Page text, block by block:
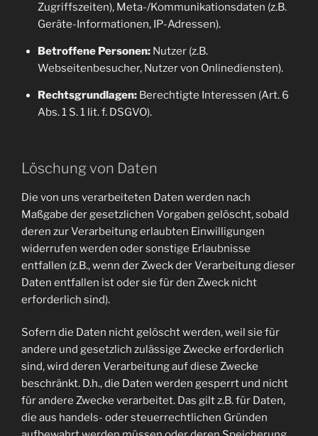
Zugriffszeiten), Meta-/Kommunikationsdaten (z.B.
Geräte-Informationen, IP-Adressen).
Betroffene Personen:Nutzer (z.B.
Webseitenbesucher, Nutzer von Onlinediensten).
Rechtsgrundlagen:Berechtigte Interessen (Art. 6
Abs. 1 S. 1 lit. f. DSGVO).
Löschung von Daten
Die von uns verarbeiteten Daten werden nach
Maßgabe der gesetzlichen Vorgaben gelöscht, sobald
deren zur Verarbeitung erlaubten Einwilligungen
widerrufen werden oder sonstige Erlaubnisse
entfallen (z.B., wenn der Zweck der Verarbeitung dieser
Daten entfallen ist oder sie für den Zweck nicht
erforderlich sind).
Sofern die Daten nicht gelöscht werden, weil sie für
andere und gesetzlich zulässige Zwecke erforderlich
sind, wird deren Verarbeitung auf diese Zwecke
beschränkt. D.h., die Daten werden gesperrt und nicht
für andere Zwecke verarbeitet. Das gilt z.B. für Daten,
die aus handels- oder steuerrechtlichen Gründen